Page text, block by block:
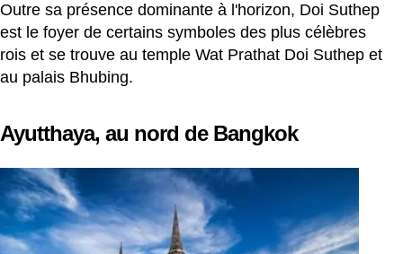
Outre sa présence dominante à l'horizon, Doi Suthep
est le foyer de certains symboles des plus célèbres
rois et se trouve au temple Wat Prathat Doi Suthep et
au palais Bhubing.
Ayutthaya, au nord de Bangkok